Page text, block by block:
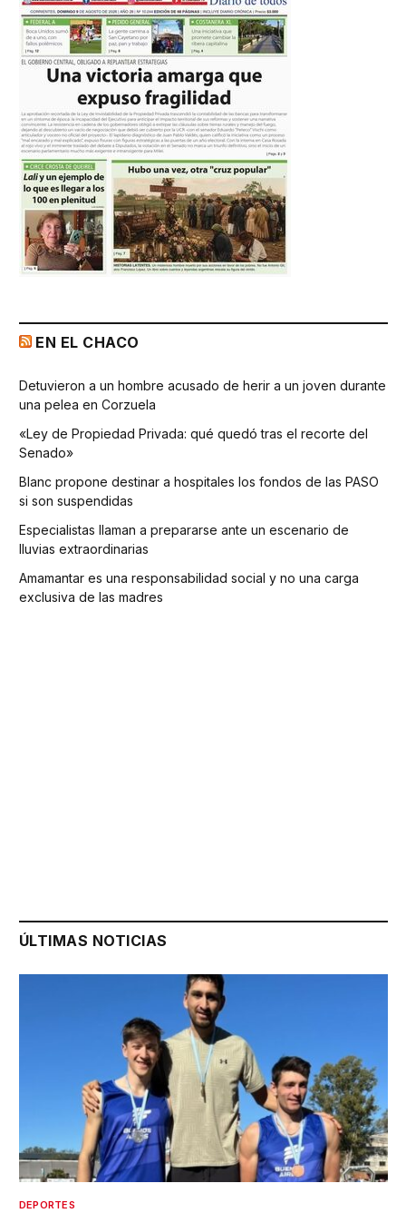
EN EL CHACO
Detuvieron a un hombre acusado de herir a un joven durante
una pelea en Corzuela
«Ley de Propiedad Privada: qué quedó tras el recorte del
Senado»
Blanc propone destinar a hospitales los fondos de las PASO
si son suspendidas
Especialistas llaman a prepararse ante un escenario de
lluvias extraordinarias
Amamantar es una responsabilidad social y no una carga
exclusiva de las madres
ÚLTIMAS NOTICIAS
DEPORTES